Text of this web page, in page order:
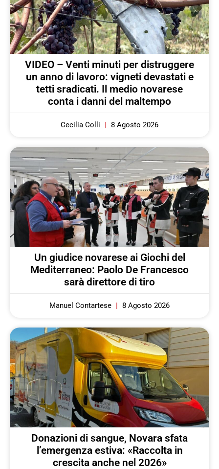
VIDEO – Venti minuti per distruggere
un anno di lavoro: vigneti devastati e
tetti sradicati. Il medio novarese
conta i danni del maltempo
Cecilia Colli 8 Agosto 2026
Un giudice novarese ai Giochi del
Mediterraneo: Paolo De Francesco
sarà direttore di tiro
Manuel Contartese 8 Agosto 2026
Donazioni di sangue, Novara sfata
l’emergenza estiva: «Raccolta in
crescita anche nel 2026»